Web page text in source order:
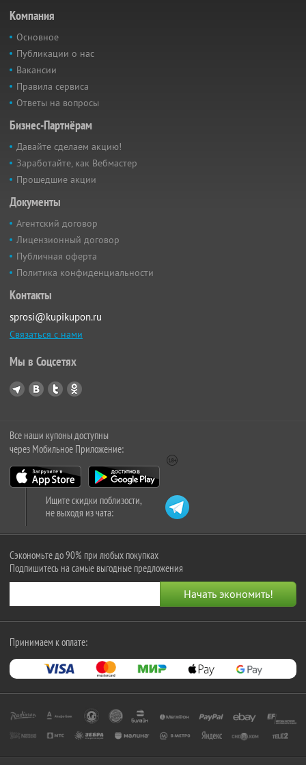
Компания
Основное
Публикации о нас
Вакансии
Правила сервиса
Ответы на вопросы
Бизнес-Партнёрам
Давайте сделаем акцию!
Заработайте, как Вебмастер
Прошедшие акции
Документы
Агентский договор
Лицензионный договор
Публичная оферта
Политика конфиденциальности
Контакты
sprosi@kupikupon.ru
Связаться с нами
Мы в Соцсетях
Все наши купоны доступны
через Мобильное Приложение:
Ищите скидки поблизости,
не выходя из чата:
Сэкономьте до 90% при любых покупках
Подпишитесь на самые выгодные предложения
Принимаем к оплате: